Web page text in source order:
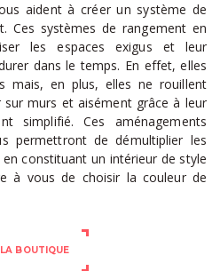
aident à créer un système de
Ces systèmes de rangement en
les espaces exigus et leur
dans le temps. En effet, elles
mais, en plus, elles ne rouillent
murs et aisément grâce à leur
simplifié. Ces aménagements
permettront de démultiplier les
constituant un intérieur de style
à vous de choisir la couleur de
BOUTIQUE